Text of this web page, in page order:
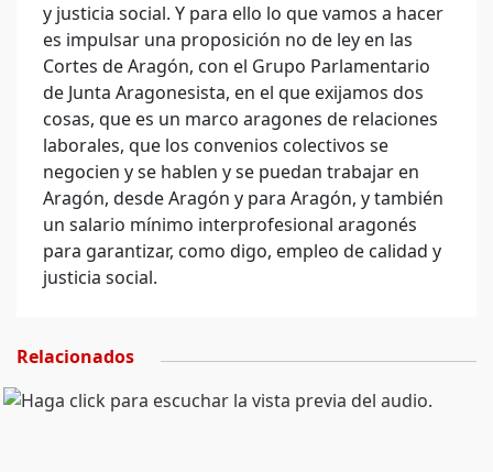
y justicia social. Y para ello lo que vamos a hacer
es impulsar una proposición no de ley en las
Cortes de Aragón, con el Grupo Parlamentario
de Junta Aragonesista, en el que exijamos dos
cosas, que es un marco aragones de relaciones
laborales, que los convenios colectivos se
negocien y se hablen y se puedan trabajar en
Aragón, desde Aragón y para Aragón, y también
un salario mínimo interprofesional aragonés
para garantizar, como digo, empleo de calidad y
justicia social.
Relacionados